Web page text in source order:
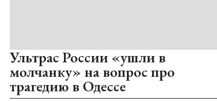
Ультрас России «ушли в
молчанку» на вопрос про
трагедию в Одессе